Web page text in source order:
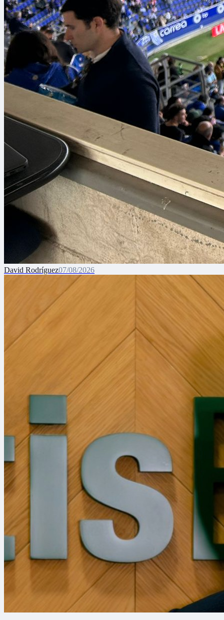
David Rodríguez07/08/2026